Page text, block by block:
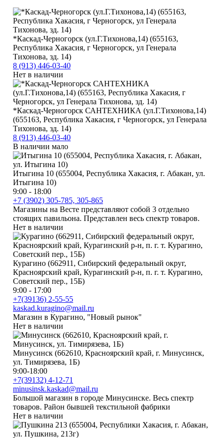
*Каскад-Черногорск (ул.Г.Тихонова,14) (655163,
Республика Хакасия, г Черногорск, ул Генерала
Тихонова, зд. 14)
8 (913) 446-03-40
Нет в наличии
*Каскад-Черногорск САНТЕХНИКА (ул.Г.Тихонова,14)
(655163, Республика Хакасия, г Черногорск, ул Генерала
Тихонова, зд. 14)
8 (913) 446-03-40
В наличии мало
Итыгина 10 (655004, Республика Хакасия, г. Абакан, ул.
Итыгина 10)
9:00 - 18:00
+7 (3902) 305-785, 305-865
Магазины на Весте представляют собой 3 отдельно
стоящих павильона. Представлен весь спектр товаров.
Нет в наличии
Курагино (662911, Сибирский федеральный округ,
Красноярский край, Курагинский р-н, п. г. т. Курагино,
Советский пер., 15Б)
9:00 - 17:00
+7(39136) 2-55-55
kaskad.kuragino@mail.ru
Магазин в Курагино, "Новый рынок"
Нет в наличии
Минусинск (662610, Красноярский край, г. Минусинск,
ул. Тимирязева, 1Б)
9:00-18:00
+7(39132) 4-12-71
minusinsk.kaskad@mail.ru
Большой магазин в городе Минусинске. Весь спектр
товаров. Район бывшей текстильной фабрики
Нет в наличии